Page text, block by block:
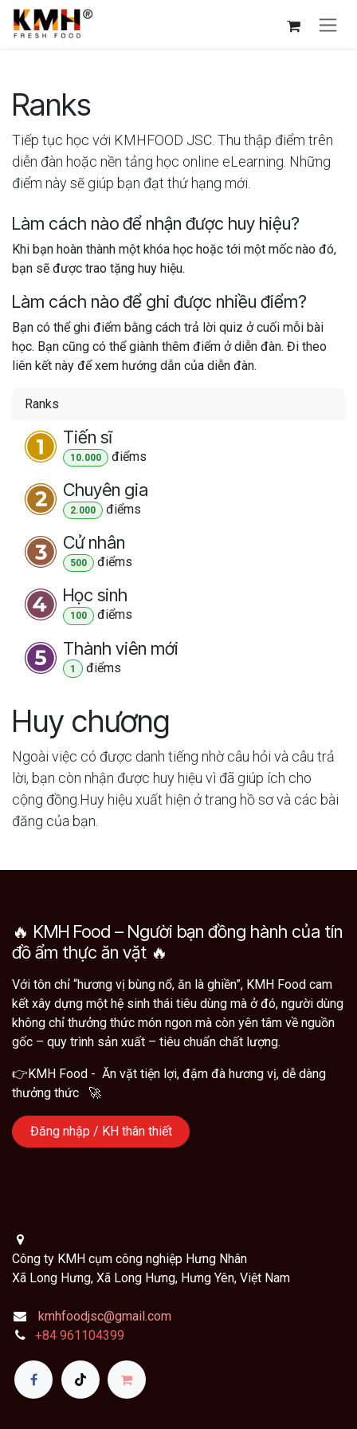
Bỏ qua để đến Nội dung
Ranks
Tiếp tục học với KMHFOOD JSC. Thu thập điểm trên
diễn đàn hoặc nền tảng học online eLearning. Những
điểm này sẽ giúp bạn đạt thứ hạng mới.
Làm cách nào để nhận được huy hiệu?
Khi bạn hoàn thành một khóa học hoặc tới một mốc nào đó,
bạn sẽ được trao tặng huy hiệu.
Làm cách nào để ghi được nhiều điểm?
Bạn có thể ghi điểm bằng cách trả lời quiz ở cuối mỗi bài
học. Bạn cũng có thể giành thêm điểm ở diễn đàn. Đi theo
liên kết này để xem hướng dẫn của diễn đàn.
Ranks
Tiến sĩ
10.000 điểms
Chuyên gia
2.000 điểms
Cử nhân
500 điểms
Học sinh
100 điểms
Thành viên mới
1 điểms
Huy chương
Ngoài việc có được danh tiếng nhờ câu hỏi và câu trả
lời, bạn còn nhận được huy hiệu vì đã giúp ích cho
cộng đồng. Huy hiệu xuất hiện ở trang hồ sơ và các bài
đăng của bạn.
🔥 KMH Food – Người bạn đồng hành của tín
đồ ẩm thực ăn vặt 🔥
Với tôn chỉ “hương vị bùng nổ, ăn là ghiền”, KMH Food cam
kết xây dựng một hệ sinh thái tiêu dùng mà ở đó, người dùng
không chỉ thưởng thức món ngon mà còn yên tâm về nguồn
gốc – quy trình sản xuất – tiêu chuẩn chất lượng.
👉KMH Food - Ăn vặt tiện lợi, đậm đà hương vị, dễ dàng
thưởng thức 🚀
Đăng nhập / KH thân thiết
Công ty KMH cụm công nghiệp Hưng Nhân
Xã Long Hưng, Xã Long Hưng, Hưng Yên, Việt Nam
kmhfoodjsc@gmail.com
+84 961104399